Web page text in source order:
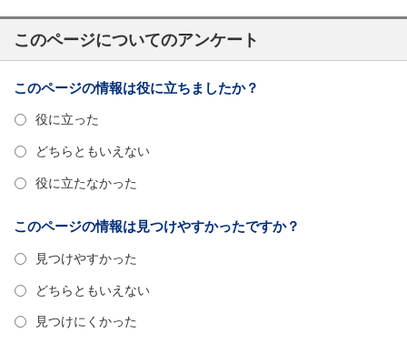
このページについてのアンケート
このページの情報は役に立ちましたか？
役に立った
どちらともいえない
役に立たなかった
このページの情報は見つけやすかったですか？
見つけやすかった
どちらともいえない
見つけにくかった